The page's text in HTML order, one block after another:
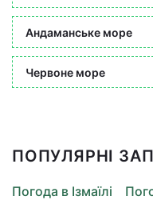
Андаманське море
Червоне море
ПОПУЛЯРНІ
Погода в Ізмаїлі